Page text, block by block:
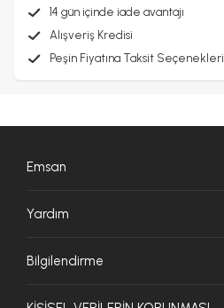
14 gün içinde iade avantajı
Alışveriş Kredisi
Peşin Fiyatına Taksit Seçenekleri
Emsan
Yardım
Bilgilendirme